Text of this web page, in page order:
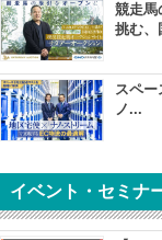
競走
挑む、
スペ
ノ...
イベント・セミナ